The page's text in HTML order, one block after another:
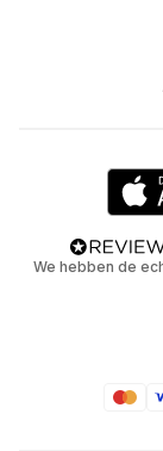
We hebben de